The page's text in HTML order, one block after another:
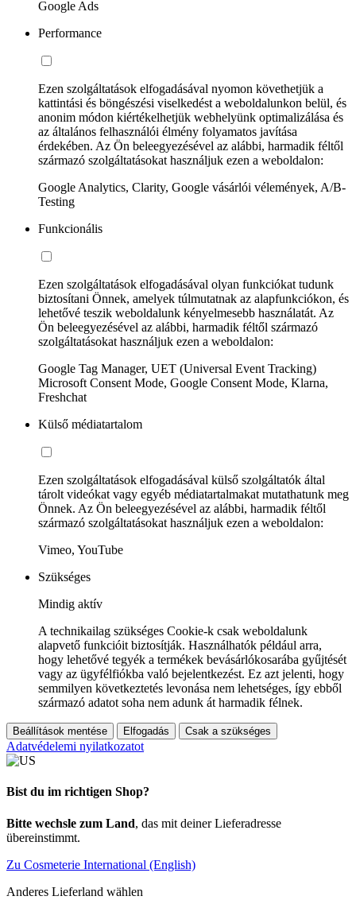
Google Ads
Performance
Ezen szolgáltatások elfogadásával nyomon követhetjük a
kattintási és böngészési viselkedést a weboldalunkon belül, és
anonim módon kiértékelhetjük webhelyünk optimalizálása és
az általános felhasználói élmény folyamatos javítása
érdekében. Az Ön beleegyezésével az alábbi, harmadik féltől
származó szolgáltatásokat használjuk ezen a weboldalon:
Google Analytics, Clarity, Google vásárlói vélemények, A/B-
Testing
Funkcionális
Ezen szolgáltatások elfogadásával olyan funkciókat tudunk
biztosítani Önnek, amelyek túlmutatnak az alapfunkciókon, és
lehetővé teszik weboldalunk kényelmesebb használatát. Az
Ön beleegyezésével az alábbi, harmadik féltől származó
szolgáltatásokat használjuk ezen a weboldalon:
Google Tag Manager, UET (Universal Event Tracking)
Microsoft Consent Mode, Google Consent Mode, Klarna,
Freshchat
Külső médiatartalom
Ezen szolgáltatások elfogadásával külső szolgáltatók által
tárolt videókat vagy egyéb médiatartalmakat mutathatunk meg
Önnek. Az Ön beleegyezésével az alábbi, harmadik féltől
származó szolgáltatásokat használjuk ezen a weboldalon:
Vimeo, YouTube
Szükséges
Mindig aktív
A technikailag szükséges Cookie-k csak weboldalunk
alapvető funkcióit biztosítják. Használhatók például arra,
hogy lehetővé tegyék a termékek bevásárlókosarába gyűjtését
vagy az ügyfélfiókba való bejelentkezést. Ez azt jelenti, hogy
semmilyen következtetés levonása nem lehetséges, így ebből
származó adatot soha nem adunk át harmadik félnek.
Beállítások mentése Elfogadás Csak a szükséges
Adatvédelemi nyilatkozatot
Bist du im richtigen Shop?
Bitte wechsle zum Land, das mit deiner Lieferadresse
übereinstimmt.
Zu Cosmeterie International (English)
Anderes Lieferland wählen